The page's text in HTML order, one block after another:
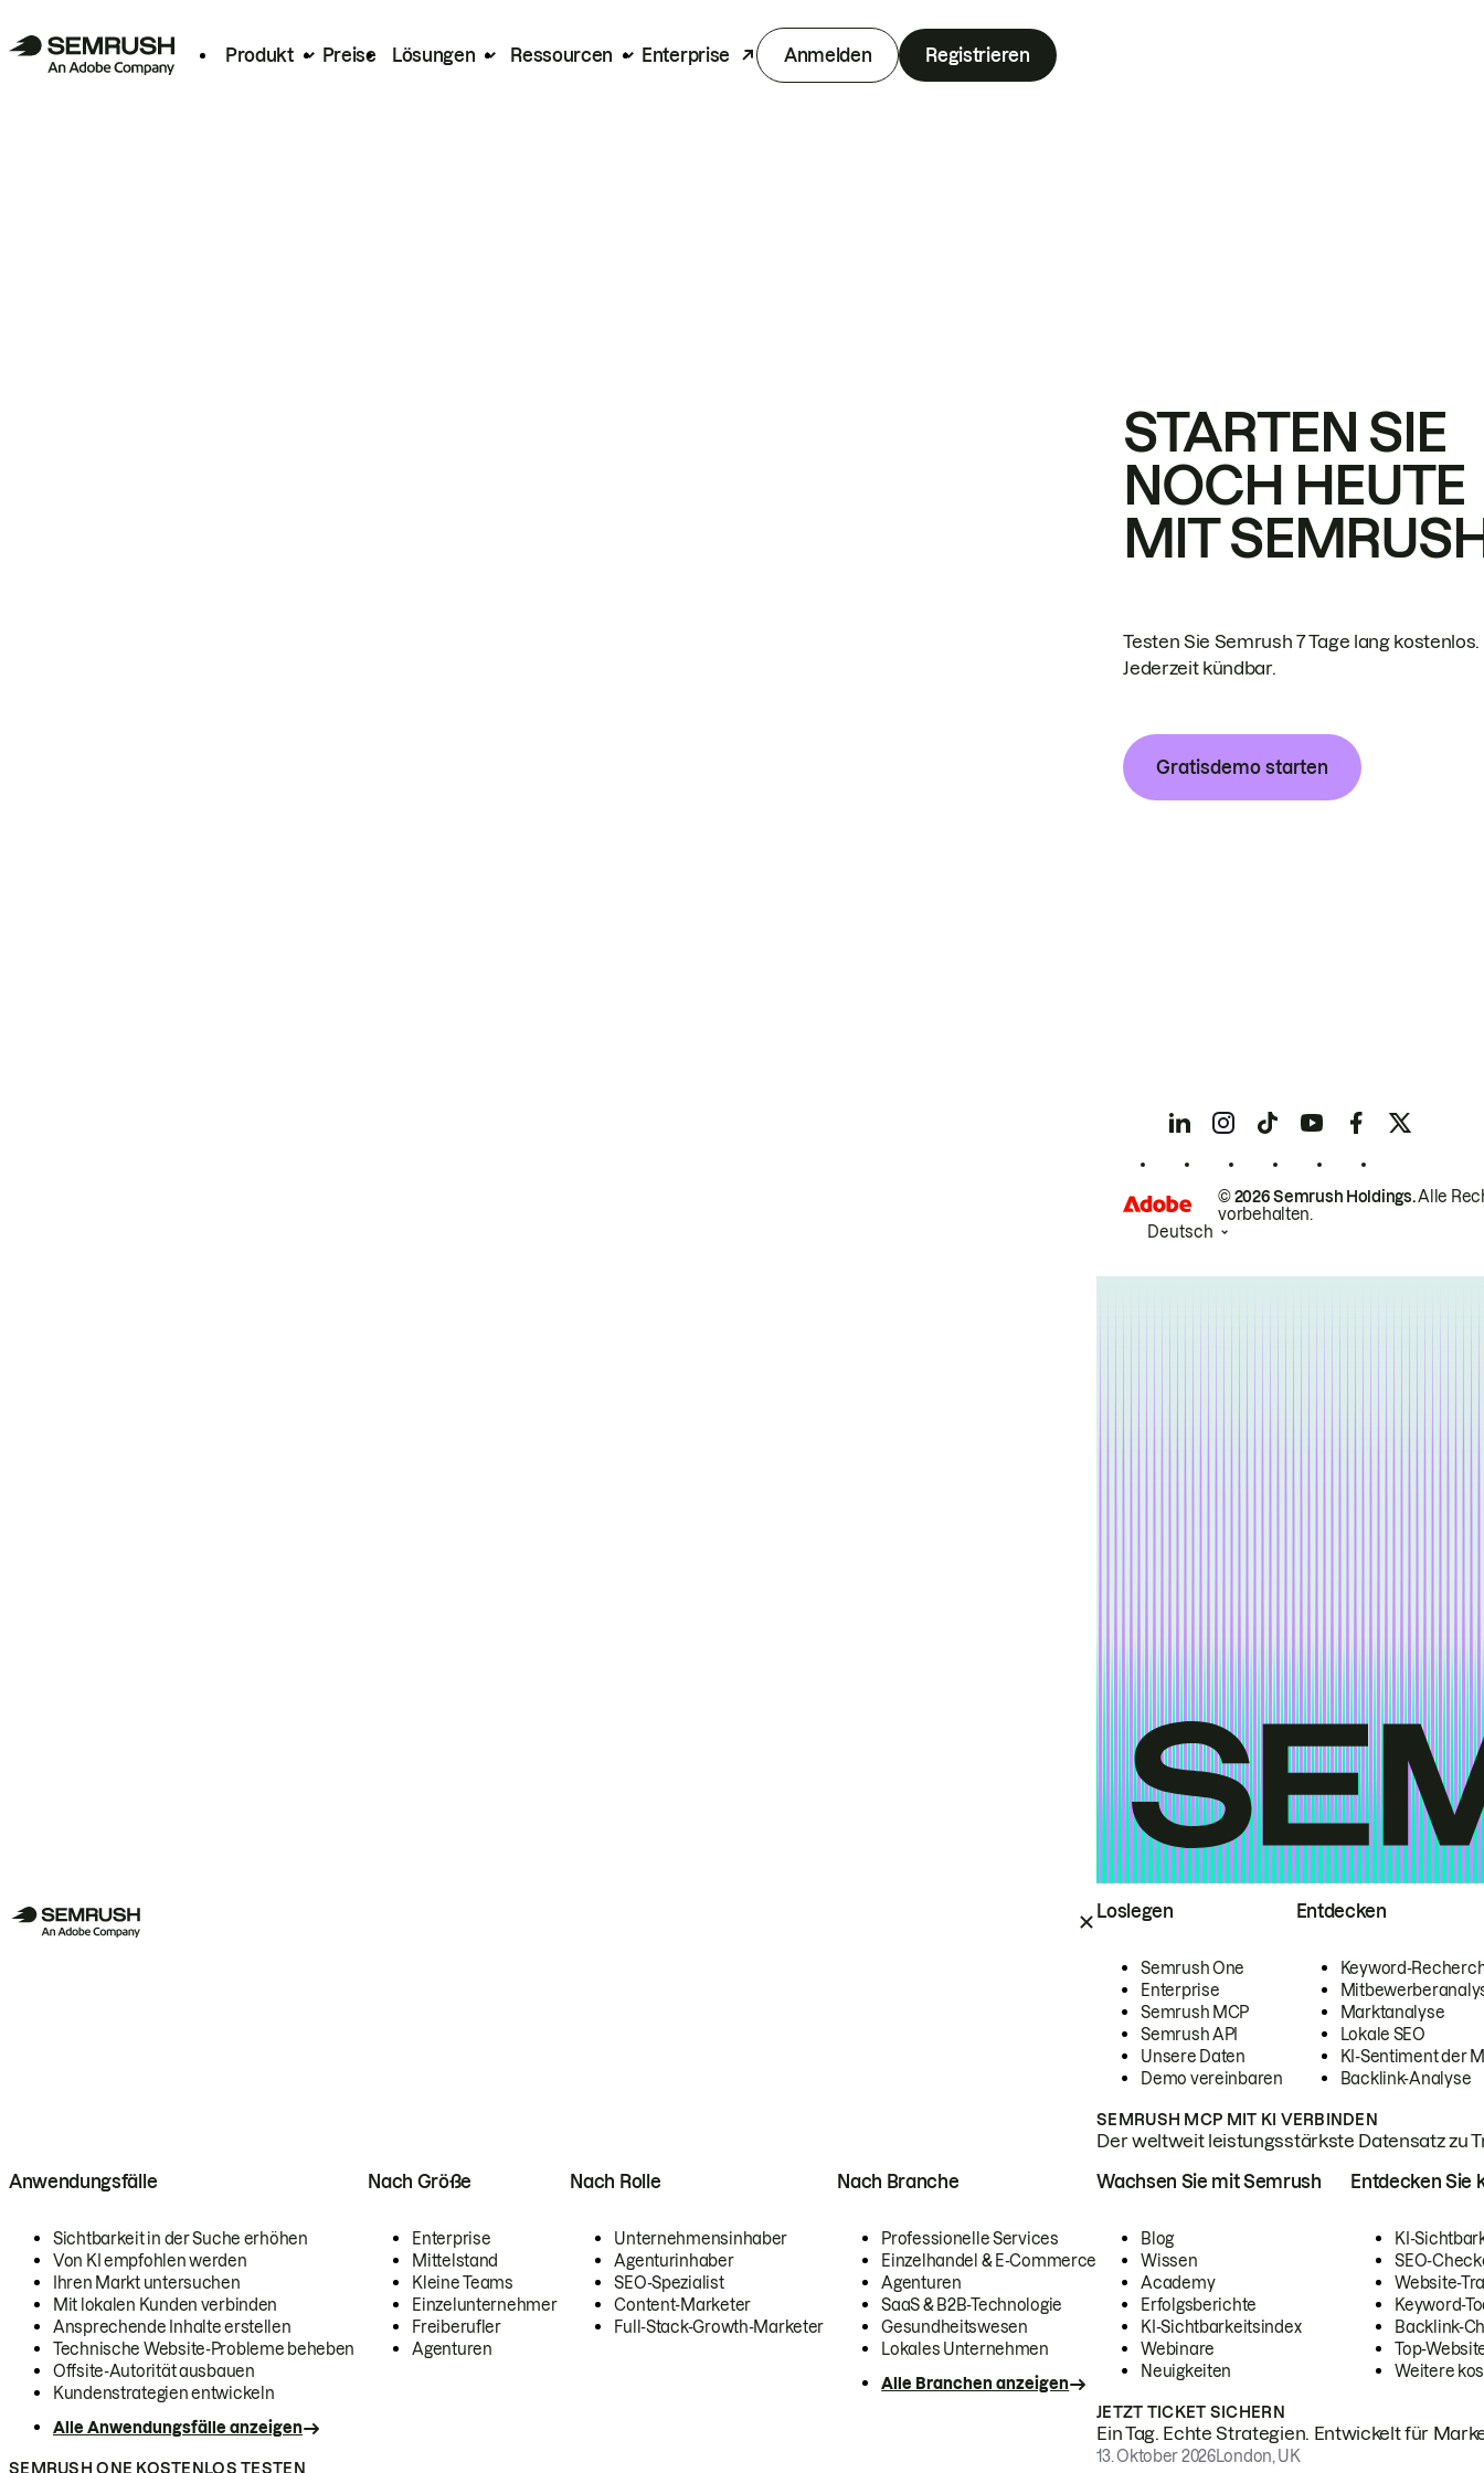
Produkt Preise Lösungen Ressourcen Enterprise Anmelden Registrieren
Loslegen
Semrush One
Enterprise
Semrush MCP
Semrush API
Unsere Daten
Demo vereinbaren
Entdecken
Keyword-
Marktanalyse
Lokale SEO
KI-Sentiment der
Backlink-Analyse
SEMRUSH MCP MIT KI VERBINDEN
Der weltweit leistungsstärkste Datensatz zu
Anwendungsfälle
Sichtbarkeit in der Suche erhöhen
Von KI empfohlen werden
Ihren Markt untersuchen
Mit lokalen Kunden verbinden
Ansprechende Inhalte erstellen
Technische Website-Probleme beheben
Offsite-Autorität ausbauen
Kundenstrategien entwickeln
Alle Anwendungsfälle anzeigen
Nach Größe
Enterprise
Mittelstand
Kleine Teams
Einzelunternehmer
Freiberufler
Agenturen
Nach Rolle
Unternehmensinhaber
Agenturinhaber
SEO-Spezialist
Content-Marketer
Full-Stack-Growth-Marketer
Nach Branche
Professionelle Services
Einzelhandel & E-Commerce
Agenturen
SaaS & B2B-Technologie
Gesundheitswesen
Lokales Unternehmen
Alle Branchen anzeigen
SEMRUSH ONE KOSTENLOS TESTEN
Wachsen Sie mit Semrush
Blog
Wissen
Academy
Erfolgsberichte
KI-Sichtbarkeitsindex
Webinare
Neuigkeiten
Entdecken Sie
KI-
SEO-
Website-
Keyword-
Backlink-
Top-
Weitere
JETZT TICKET SICHERN
Ein Tag. Echte Strategien. Entwickelt für
13. Oktober 2026London, UK
STARTEN SIE
NOCH HEUTE
MIT
Testen Sie Semrush 7 Tage lang kostenlos.
Jederzeit kündbar.
Gratisdemo starten
© 2026 Semrush Holdings.Alle
vorbehalten.
Deutsch